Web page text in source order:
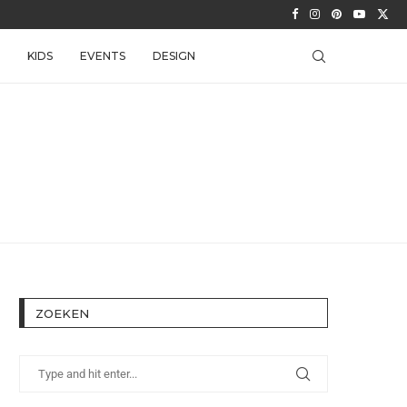
KIDS EVENTS DESIGN
ZOEKEN